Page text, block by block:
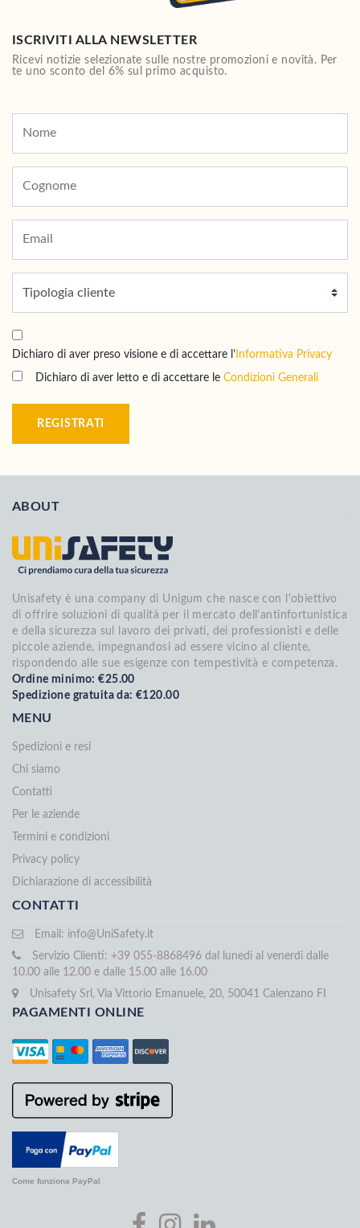
ISCRIVITI ALLA NEWSLETTER
Ricevi notizie selezionate sulle nostre promozioni e novità. Per
te uno sconto del 6% sul primo acquisto.
Dichiaro di aver preso visione e di accettare l’ Informativa Privacy
Dichiaro di aver letto e di accettare le Condizioni Generali
REGISTRATI
ABOUT
Unisafety è una company di Unigum che nasce con l'obiettivo
di offrire soluzioni di qualità per il mercato dell'antinfortunistica
e della sicurezza sul lavoro dei privati, dei professionisti e delle
piccole aziende, impegnandosi ad essere vicino al cliente,
rispondendo alle sue esigenze con tempestività e competenza.
Ordine minimo: €25.00
Spedizione gratuita da: €120.00
MENU
Spedizioni e resi
Chi siamo
Contatti
Per le aziende
Termini e condizioni
Privacy policy
Dichiarazione di accessibilità
CONTATTI
Email: info@UniSafety.it
Servizio Clienti: +39 055-8868496 dal lunedi al venerdi dalle
10.00 alle 12.00 e dalle 15.00 alle 16.00
Unisafety Srl, Via Vittorio Emanuele, 20, 50041 Calenzano FI
PAGAMENTI ONLINE
Come funziona PayPal